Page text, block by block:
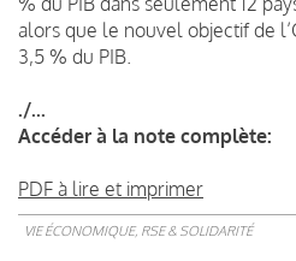
alors que le nouvel objectif de
3,5 % du PIB.
./...
Accéder à la note complète:
PDF à lire et imprimer
VIE ÉCONOMIQUE, RSE & SOLIDARITÉ